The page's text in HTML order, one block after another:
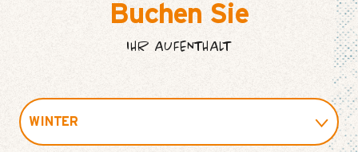
Buchen Sie
IHR AUFENTHALT
WINTER